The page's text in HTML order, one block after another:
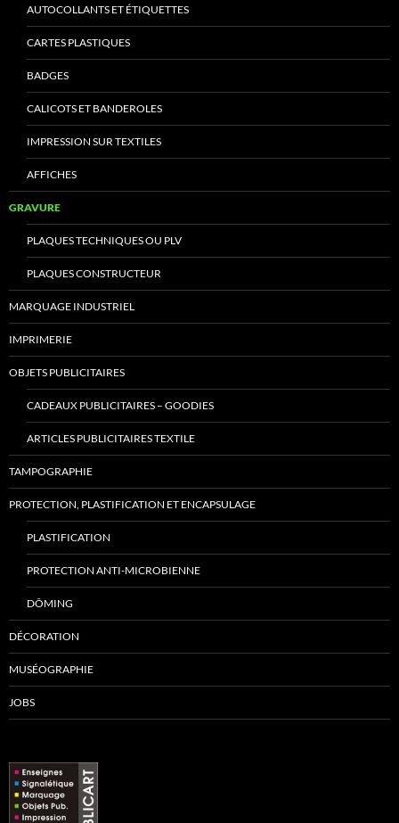
AUTOCOLLANTS ET ÉTIQUETTES
CARTES PLASTIQUES
BADGES
CALICOTS ET BANDEROLES
IMPRESSION SUR TEXTILES
AFFICHES
GRAVURE
PLAQUES TECHNIQUES OU PLV
PLAQUES CONSTRUCTEUR
MARQUAGE INDUSTRIEL
IMPRIMERIE
OBJETS PUBLICITAIRES
CADEAUX PUBLICITAIRES – GOODIES
ARTICLES PUBLICITAIRES TEXTILE
TAMPOGRAPHIE
PROTECTION, PLASTIFICATION ET ENCAPSULAGE
PLASTIFICATION
PROTECTION ANTI-MICROBIENNE
DÔMING
DÉCORATION
MUSÉOGRAPHIE
JOBS